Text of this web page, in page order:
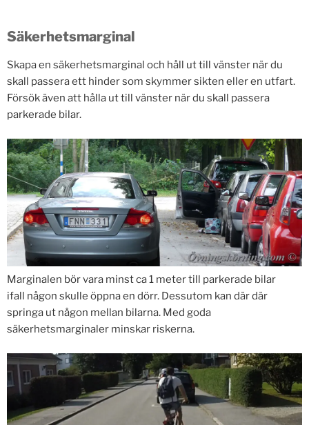
Säkerhetsmarginal
Skapa en säkerhetsmarginal och håll ut till vänster när du
skall passera ett hinder som skymmer sikten eller en utfart.
Försök även att hålla ut till vänster när du skall passera
parkerade bilar.
Marginalen bör vara minst ca 1 meter till parkerade bilar
ifall någon skulle öppna en dörr. Dessutom kan där där
springa ut någon mellan bilarna. Med goda
säkerhetsmarginaler minskar riskerna.